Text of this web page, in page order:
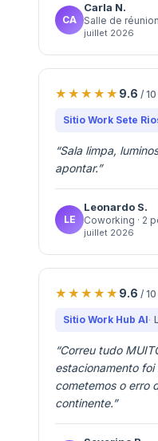
CA
Carla N.
Salle de réunion
juillet 2026
9.6 / 10
Sitio Work Sete
“Sala limpa,
apontar.”
LE
Leonardo S.
Coworking · 2
juillet 2026
9.6 / 10
Sitio Work Hub AI
“Correu tudo
estacionamento
cometemos o erro
continente.”